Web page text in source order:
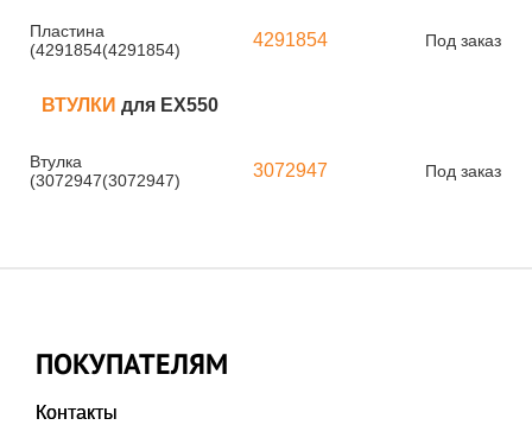
Пластина
(4291854(4291854)
4291854 Под заказ
ВТУЛКИ для EX550
Втулка
(3072947(3072947)
3072947 Под заказ
ПОКУПАТЕЛЯМ
Контакты